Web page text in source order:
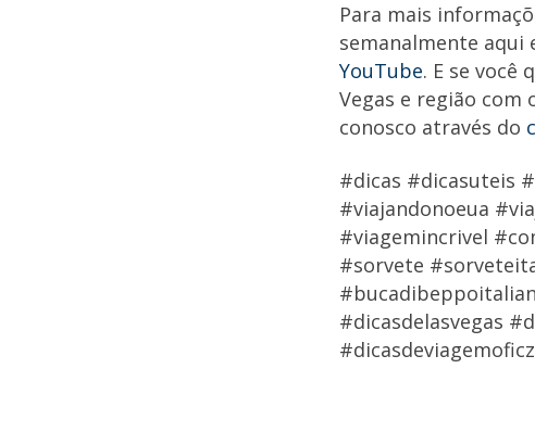
Para mais
semanalmente aqui
YouTube. E se você
Vegas e região
conosco através do
#dicas #dicasuteis
#viajandonoeua
#viagemincrivel
#sorvete
#dicasdelasvegas